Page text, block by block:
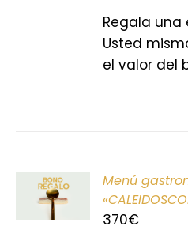
Regala una
Usted
el valor del
Menú
370€